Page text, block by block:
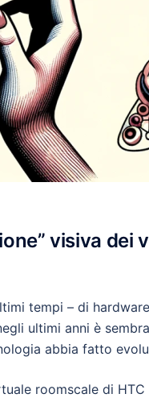
visiva dei
tempi – di
ultimi anni è
abbia fatto
roomscale di